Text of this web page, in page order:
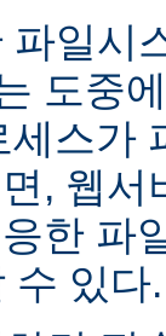
파일시
도중
세스가
, 웹
한 파
수 있다.